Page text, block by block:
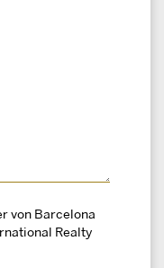
von Barcelona
Realty